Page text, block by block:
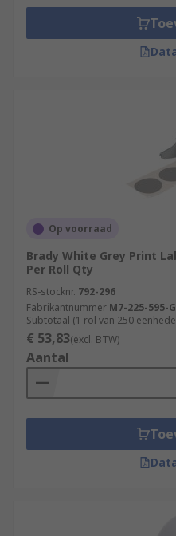
Op voorraad
Brady White Grey Print
Per Roll Qty
RS-stocknr. 792-296
Fabrikantnummer M7-225-595-
Subtotaal (1 rol van 250
€ 53,83(excl. BTW)
Aantal